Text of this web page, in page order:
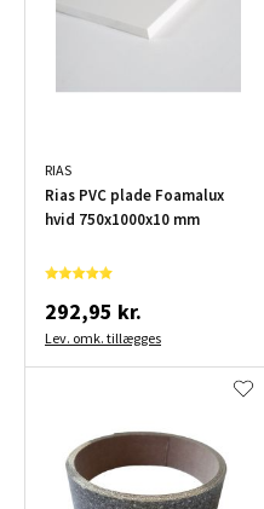
RIAS
Rias PVC plade Foamalux
hvid 750x1000x10 mm
292,95 kr.
Lev. omk. tillægges